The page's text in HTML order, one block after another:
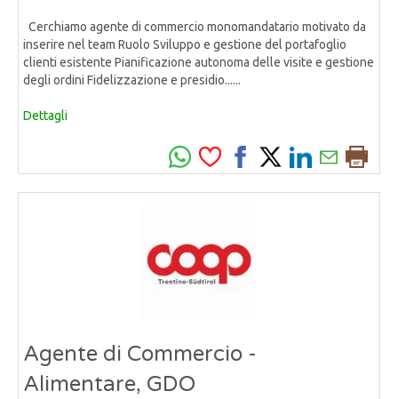
Cerchiamo agente di commercio monomandatario motivato da
inserire nel team Ruolo Sviluppo e gestione del portafoglio
clienti esistente Pianificazione autonoma delle visite e gestione
degli ordini Fidelizzazione e presidio......
Dettagli
Agente di Commercio -
Alimentare, GDO